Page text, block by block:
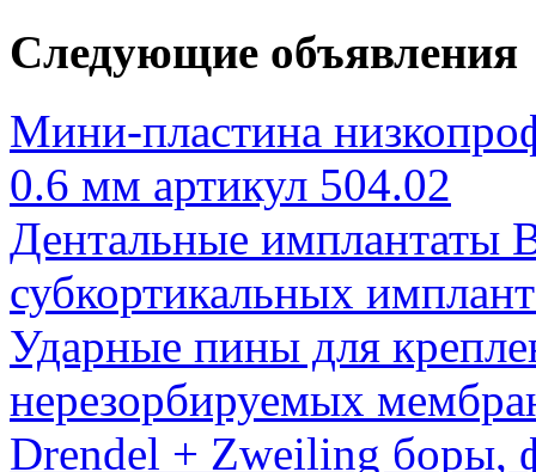
Следующие объявления
Мини-пластина
0.6 мм артикул 504.02
Дентальные имплантаты
субкортикальных
Ударные пины для
нерезорбируемых
Drendel + Zweiling боры,